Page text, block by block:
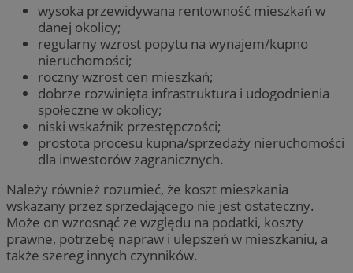
wysoka przewidywana rentowność mieszkań w
danej okolicy;
regularny wzrost popytu na wynajem/kupno
nieruchomości;
roczny wzrost cen mieszkań;
dobrze rozwinięta infrastruktura i udogodnienia
społeczne w okolicy;
niski wskaźnik przestępczości;
prostota procesu kupna/sprzedaży nieruchomości
dla inwestorów zagranicznych.
Należy również rozumieć, że koszt mieszkania
wskazany przez sprzedającego nie jest ostateczny.
Może on wzrosnąć ze względu na podatki, koszty
prawne, potrzebę napraw i ulepszeń w mieszkaniu, a
także szereg innych czynników.